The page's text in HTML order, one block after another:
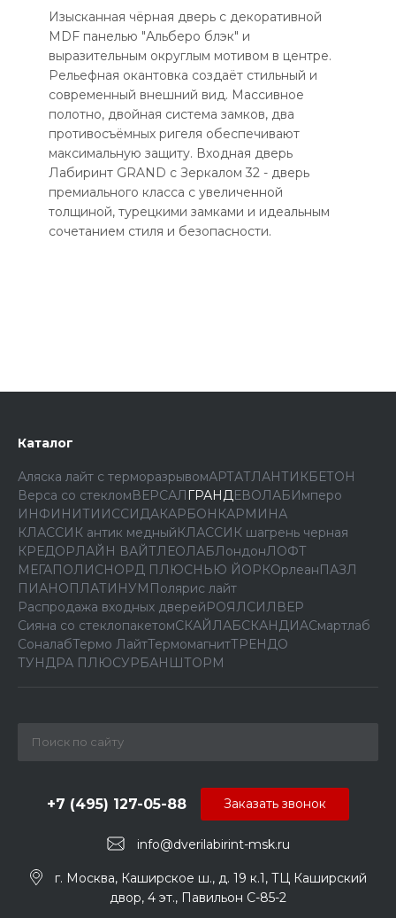
Изысканная чёрная дверь с декоративной
MDF панелью "Альберо блэк" и
выразительным округлым мотивом в центре.
Рельефная окантовка создаёт стильный и
современный внешний вид. Массивное
полотно, двойная система замков, два
противосъёмных ригеля обеспечивают
максимальную защиту. Входная дверь
Лабиринт GRAND с Зеркалом 32 - дверь
премиального класса с увеличенной
толщиной, турецкими замками и идеальным
сочетанием стиля и безопасности.
Каталог
Аляска лайт с терморазрывомАРТАТЛАНТИКБЕТОН
Верса со стекломВЕРСАЛ ГРАНДЕВОЛАБИмперо
ИНФИНИТИ ИССИДАКАРБОН КАРМИНА
КЛАССИК антик медныйКЛАССИК шагрень черная
КРЕДОРЛАЙН ВАЙТЛЕОЛАБЛондонЛОФТ
МЕГАПОЛИСНОРД ПЛЮСНЬЮ ЙОРКОрлеанПАЗЛ
ПИАНОПЛАТИНУМ Полярис лайт
Распродажа входных дверейРОЯЛСИЛВЕР
Сияна со стеклопакетомСКАЙЛАБСКАНДИAСмартлаб
СоналабТермо ЛайтТермомагнитТРЕНДО
ТУНДРА ПЛЮСУРБАН ШТОРМ
+7 (495) 127-05-88‬
info@dverilabirint-msk.ru
Заказать звонок
г. Москва, Каширское ш., д. 19 к.1, ТЦ Каширский
двор, 4 эт., Павильон C-85-2